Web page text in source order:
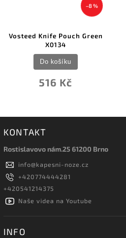
–8 %
Vosteed Knife Pouch Green
X0134
516 Kč
Do košíku
KONTAKT
Rostislavovo nám.25 61200 Brno
info@kapesni-noze.cz
+420774444281
+420541214375
Naše videa na Youtube
INFO